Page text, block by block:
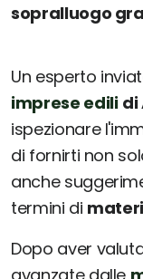
sopralluogo
Un esperto
imprese edili di
ispezionare
di fornirti non
anche
termini di
Dopo aver